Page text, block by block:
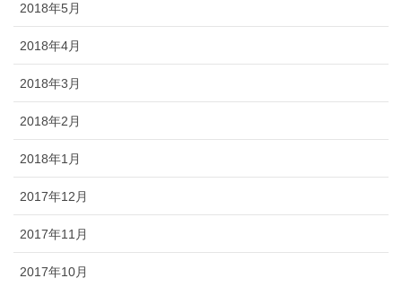
2018年5月
2018年4月
2018年3月
2018年2月
2018年1月
2017年12月
2017年11月
2017年10月